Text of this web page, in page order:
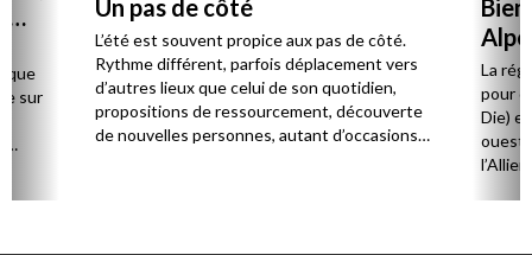
sur
Un pas de côté
L’été est souvent propice aux pas de côté.
Rythme différent, parfois déplacement vers
d’autres lieux que celui de son quotidien,
propositions de ressourcement, découverte
de nouvelles personnes, autant d’occasions
La
pour
Die)
ouest,